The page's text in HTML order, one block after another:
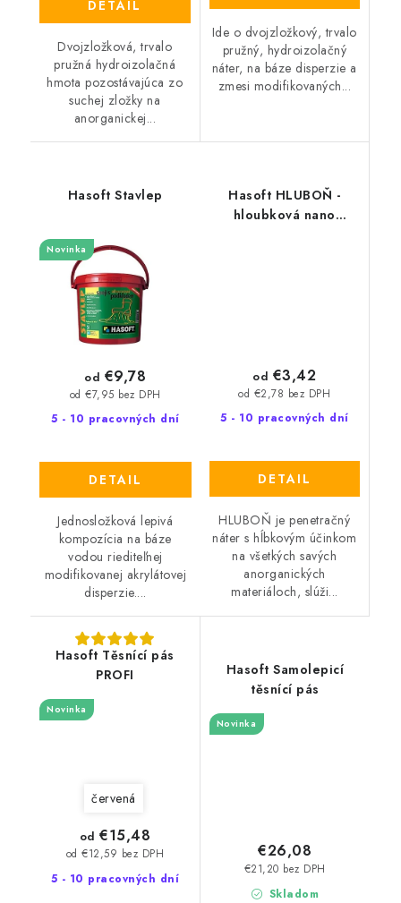
DETAIL
Dvojzložková, trvalo
pružná hydroizolačná
hmota pozostávajúca zo
suchej zložky na
anorganickej...
Ide o dvojzložkový, trvalo
pružný, hydroizolačný
náter, na báze disperzie a
zmesi modifikovaných...
Hasoft Stavlep
Novinka
5 - 10 pracovných dní
od €7,95 bez DPH
od €9,78
DETAIL
Jednosložková lepivá
kompozícia na báze
vodou riediteľnej
modifikovanej akrylátovej
disperzie....
Hasoft HLUBOŇ -
hloubková nano
5 - 10 pracovných dní
od €2,78 bez DPH
od €3,42
DETAIL
HLUBOŇ je penetračný
náter s hĺbkovým účinkom
na všetkých savých
anorganických
materiáloch, slúži...
Hasoft Těsnící pás
PROFI
Novinka
červená
5 - 10 pracovných dní
od €12,59 bez DPH
od €15,48
Hasoft Samolepicí
těsnící pás
Novinka
Skladom
€21,20 bez DPH
€26,08